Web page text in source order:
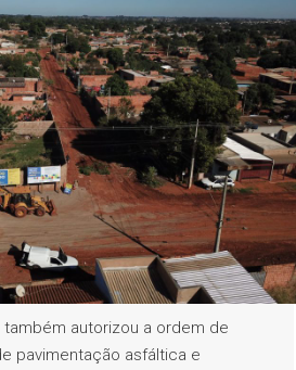
também autorizou a ordem de
pavimentação asfáltica e